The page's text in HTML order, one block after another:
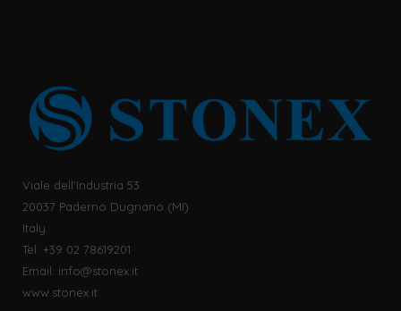
Viale dell’Industria 53
20037 Paderno Dugnano (MI)
Italy
Tel: +39 02 78619201
Email: info@stonex.it
www.stonex.it